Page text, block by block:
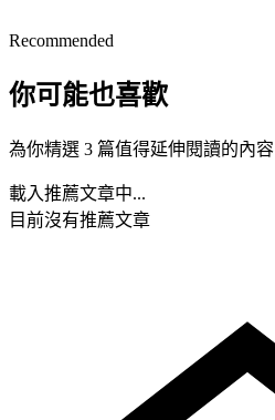
Recommended
你可能也喜歡
為你精選 3 篇值得延伸閱讀的內容
載入推薦文章中...
目前沒有推薦文章